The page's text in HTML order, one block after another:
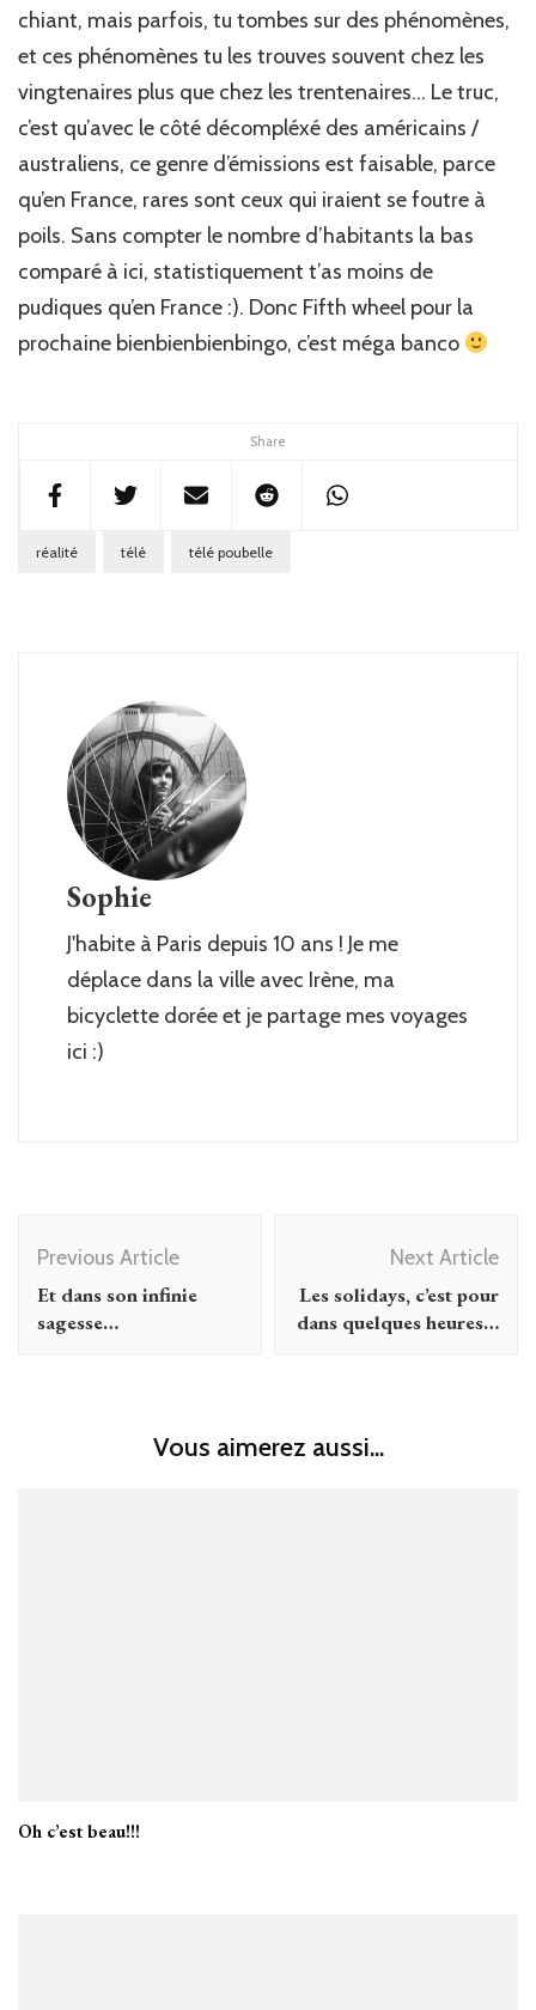
Share
chiant, mais parfois, tu tombes sur des phénomènes,
et ces phénomènes tu les trouves souvent chez les
vingtenaires plus que chez les trentenaires… Le truc,
c’est qu’avec le côté décompléxé des américains /
australiens, ce genre d’émissions est faisable, parce
qu’en France, rares sont ceux qui iraient se foutre à
poils. Sans compter le nombre d’habitants la bas
comparé à ici, statistiquement t’as moins de
pudiques qu’en France :). Donc Fifth wheel pour la
prochaine bienbienbienbingo, c’est méga banco
réalité télé télé poubelle
Sophie
J'habite à Paris depuis 10 ans ! Je me
déplace dans la ville avec Irène, ma
bicyclette dorée et je partage mes voyages
ici :)
Navigation
Previous Article
Et dans son infinie
sagesse…
Next Article
Les solidays, c’est pour
dans quelques heures…
Vous aimerez aussi...
Oh c’est beau!!!